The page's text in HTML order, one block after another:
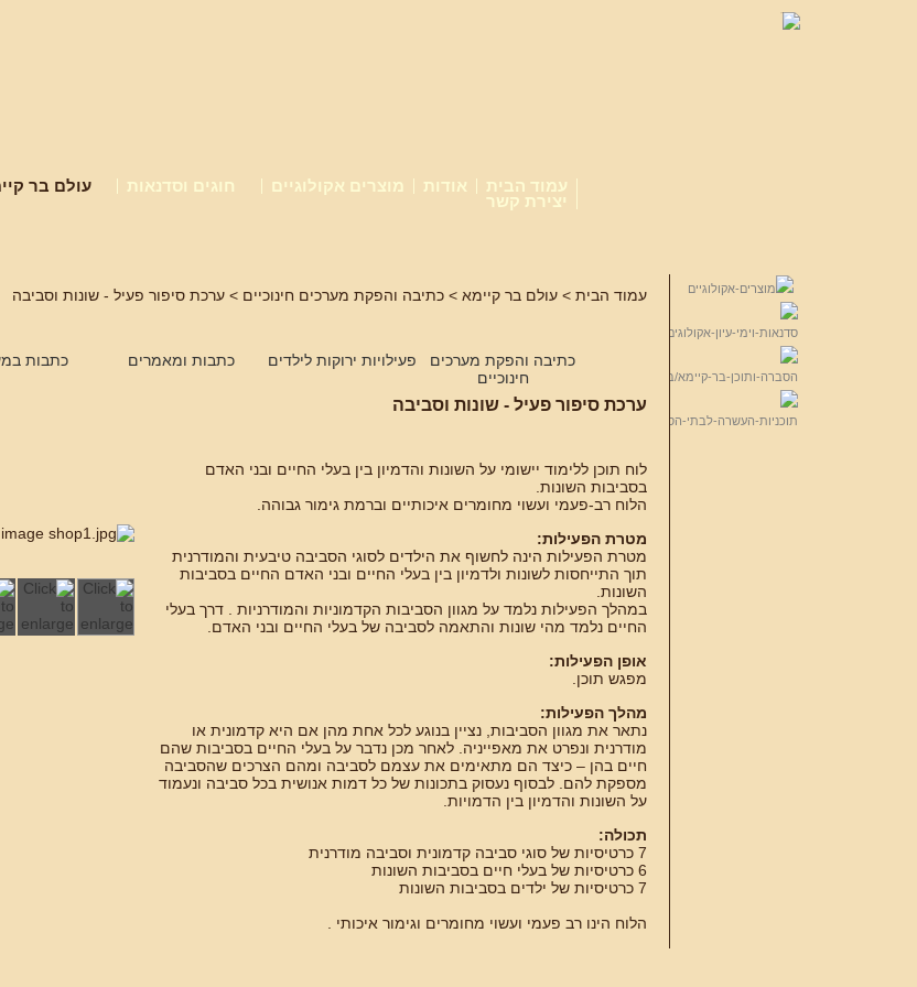
עמוד הבית אודות מוצרים אקולוגיים חוגים וסדנאות עולם בר
יצירת קשר
עמוד הבית > עולם בר קיימא > כתיבה והפקת מערכים חינוכיים > ערכת סיפור פעיל - שונות וסביבה
כתיבה והפקת מערכים
חינוכיים
פעילויות ירוקות לילדים כתבות ומאמרים כתבות
ערכת סיפור פעיל - שונות וסביבה
לוח תוכן ללימוד יישומי על השונות והדמיון בין בעלי החיים ובני האדם
בסביבות השונות.
הלוח רב-פעמי ועשוי מחומרים איכותיים וברמת גימור גבוהה.
מטרת הפעילות:
מטרת הפעילות הינה לחשוף את הילדים לסוגי הסביבה טיבעית והמודרנית
תוך התייחסות לשונות ולדמיון בין בעלי החיים ובני האדם החיים בסביבות
השונות.
במהלך הפעילות נלמד על מגוון הסביבות הקדמוניות והמודרניות . דרך בעלי
החיים נלמד מהי שונות והתאמה לסביבה של בעלי החיים ובני האדם.
אופן הפעילות:
מפגש תוכן.
מהלך הפעילות:
נתאר את מגוון הסביבות, נציין בנוגע לכל אחת מהן אם היא קדמונית או
מודרנית ונפרט את מאפייניה. לאחר מכן נדבר על בעלי החיים בסביבות שהם
חיים בהן – כיצד הם מתאימים את עצמם לסביבה ומהם הצרכים שהסביבה
מספקת להם. לבסוף נעסוק בתכונות של כל דמות אנושית בכל סביבה ונעמוד
על השונות והדמיון בין הדמויות.
תכולה:
7 כרטיסיות של סוגי סביבה קדמונית וסביבה מודרנית
6 כרטיסיות של בעלי חיים בסביבות השונות
7 כרטיסיות של ילדים בסביבות השונות
הלוח הינו רב פעמי ועשוי מחומרים וגימור איכותי .